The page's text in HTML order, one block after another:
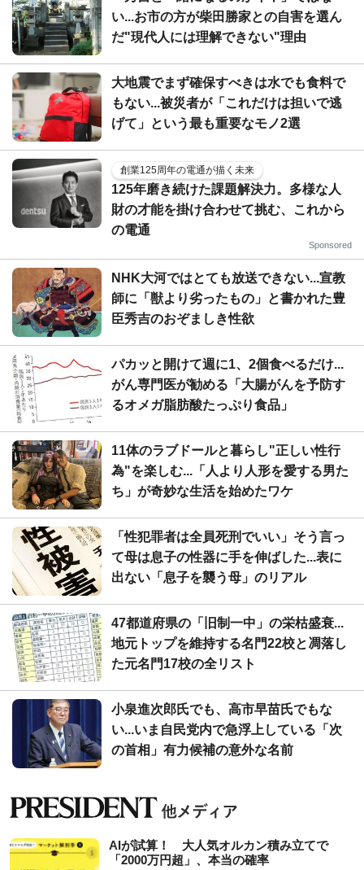
い...お市の方が柴田勝家との自害を選ん
だ"現代人には理解できない"理由
大地震でまず確保すべきは水でも食料で
もない...被災者が「これだけは担いで逃
げて」という最も重要なモノ2選
創業125周年の電通が描く未来
125年磨き続けた課題解決力。多様な人
財の才能を掛け合わせて挑む、これから
の電通
Sponsored
NHK大河ではとても放送できない...宣教
師に「獣より劣ったもの」と書かれた豊
臣秀吉のおぞましき性欲
パカッと開けて週に1、2個食べるだけ...
がん専門医が勧める「大腸がんを予防す
るオメガ脂肪酸たっぷり食品」
11体のラブドールと暮らし"正しい性行
為"を楽しむ...「人より人形を愛する男た
ち」が奇妙な生活を始めたワケ
「性犯罪者は全員死刑でいい」そう言っ
て母は息子の性器に手を伸ばした...表に
出ない「息子を襲う母」のリアル
47都道府県の「旧制一中」の栄枯盛衰...
地元トップを維持する名門22校と凋落し
た元名門17校の全リスト
小泉進次郎氏でも、高市早苗氏でもな
い...いま自民党内で急浮上している「次
の首相」有力候補の意外な名前
AIが試算！ 大人気オルカン積み立てで
「2000万円超」、本当の確率